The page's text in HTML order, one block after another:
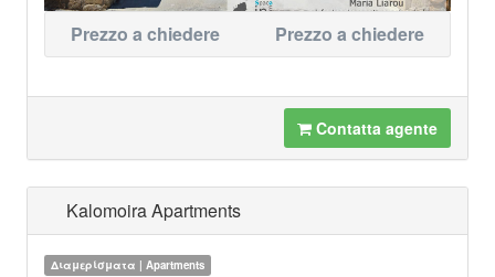
Prezzo a chiedere Prezzo a chiedere
Contatta agente
Kalomoira Apartments
Διαμερίσματα | Apartments